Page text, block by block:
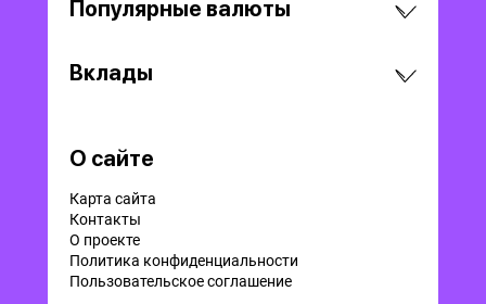
Популярные валюты
Вклады
О сайте
Карта сайта
Контакты
О проекте
Политика конфиденциальности
Пользовательское соглашение